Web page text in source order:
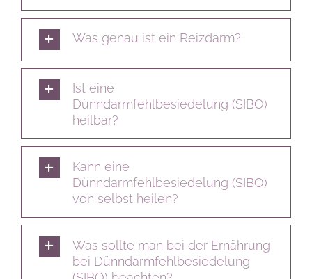
Was genau ist ein Reizdarm?
Ist eine
Dünndarmfehlbesiedelung (SIBO)
heilbar?
Kann eine
Dünndarmfehlbesiedelung (SIBO)
von selbst heilen?
Was sollte man bei der Ernährung
bei Dünndarmfehlbesiedelung